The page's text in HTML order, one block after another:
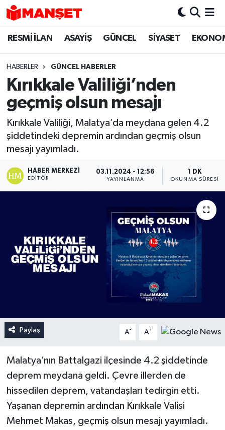
RESMİ İLAN ASAYİŞ GÜNCEL SİYASET
HABERLER GÜNCEL HABERLER
Kırıkkale Valiliği’nden
geçmiş olsun mesajı
Kırıkkale Valiliği, Malatya’da meydana gelen 4.2
şiddetindeki depremin ardından geçmiş olsun
mesajı yayımladı.
HABER MERKEZI
EDITÖR
03.11.2024 - 12:56
YAYINLANMA
1 DK
OKUNMA SÜRESI
Paylaş A- A+
Malatya’nın Battalgazi ilçesinde 4.2 şiddetinde
deprem meydana geldi. Çevre illerden de
hissedilen deprem, vatandaşları tedirgin etti.
Yaşanan depremin ardından Kırıkkale Valisi
Mehmet Makas, geçmiş olsun mesajı yayımladı.
Hava Durumu
Trafik Durumu
Süper Lig Puan Durumu ve Fikstür
Son Dakika Haberleri
Haber Arşivi